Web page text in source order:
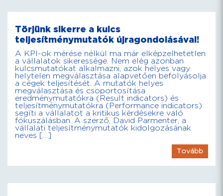
Törjünk sikerre a kulcs
teljesítménymutatók újragondolásával!
A KPI-ok mérése nélkül ma már elképzelhetetlen
a vállalatok sikeressége. Nem elég azonban
kulcsmutatókat alkalmazni, azok helyes vagy
helytelen megválasztása alapvetően befolyásolja
a cégek teljesítését. A mutatók helyes
megválasztása és csoportosítása
eredménymutatókra (Result indicators) és
teljesítménymutatókra (Performance indicators)
segíti a vállalatot a kritikus kérdésekre való
fókuszálásban. A szerző, David Parmenter, a
vállalati teljesítménymutatók kidolgozásának
neves […]
Tovább